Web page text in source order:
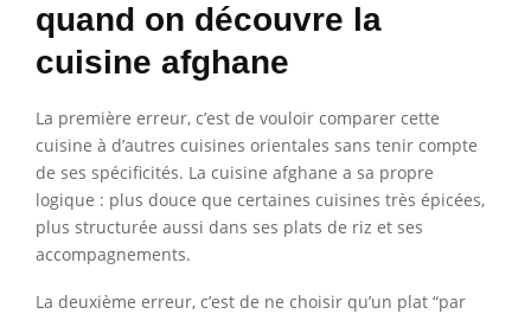
quand on découvre la
cuisine afghane
La première erreur, c’est de vouloir comparer cette
cuisine à d’autres cuisines orientales sans tenir compte
de ses spécificités. La cuisine afghane a sa propre
logique : plus douce que certaines cuisines très épicées,
plus structurée aussi dans ses plats de riz et ses
accompagnements.
La deuxième erreur, c’est de ne choisir qu’un plat “par